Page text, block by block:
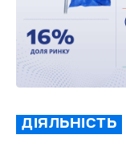
ДІЯЛЬНІСТЬ